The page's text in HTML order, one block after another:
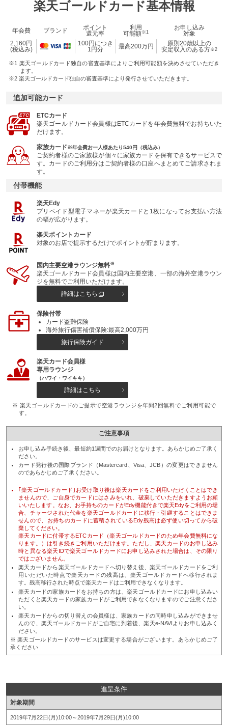
楽天ゴールドカード基本情報
年会費 ブランド
ポイント
還元率
利用
可能額※1
お申し込み
対象
2,160円
(税込み)
100円につき
1円分
最高200万円
原則20歳以上の
安定収入のある方※2
※1 楽天ゴールドカード独自の審査基準によりご利用可能額を決めさせていただき
ます。
※2 楽天ゴールドカード独自の審査基準により発行させていただきます。
追加可能カード
ETCカード
楽天ゴールドカード会員様はETCカードを年会費無料でお持ちいた
だけます。
家族カード※年会費お一人様あたり540円（税込み）
ご契約者様のご家族様が個々に家族カードを保有できるサービスで
す。カードのご利用分はご契約者様の口座へまとめてご請求されま
す。
付帯機能
楽天Edy
プリペイド型電子マネーが楽天カードと1枚になってお支払い方法
の幅が広がります。
楽天ポイントカード
対象のお店で提示するだけでポイントが貯まります。
国内主要空港ラウンジ無料※
楽天ゴールドカード会員様は国内主要空港、一部の海外空港ラウン
ジを無料でご利用いただけます。
詳細はこちら
保険付帯
カード盗難保険
海外旅行傷害補償保険:最高2,000万円
旅行保険ガイド
楽天カード会員様
専用ラウンジ
（ハワイ・ワイキキ）
詳細はこちら
※ 楽天ゴールドカードのご提示で空港ラウンジを年間2回無料でご利用可能で
す。
ご注意事項
お申し込み手続き後、最短約1週間でのお届けとなります。あらかじめご了承く
ださい。
カード発行後の国際ブランド（Mastercard、Visa、JCB）の変更はできません
のであらかじめご了承ください。
｢楽天ゴールドカード｣お受け取り後は楽天カードをご利用いただくことはでき
ませんので、ご自身でカードにはさみをいれ、破棄していただきますようお願
いいたします。なお、お手持ちのカードがEdy機能付きで楽天Edyをご利用の場
合、チャージされた代金を楽天ゴールドカードに移行・引継することはできま
せんので、お持ちのカードに蓄積されているEdy残高は必ず使い切ってから破
棄してください。
楽天カードに付帯するETCカード（楽天ゴールドカードのため年会費無料にな
ります。）は引き続きご利用いただけます。ただし、楽天カードのお申し込み
時と異なる楽天IDで楽天ゴールドカードにお申し込みされた場合は、その限り
ではございません。
楽天カードから楽天ゴールドカードへ切り替え後、楽天ゴールドカードをご利
用いただいた時点で楽天カードの残高は、楽天ゴールドカードへ移行されま
す。残高移行された時点で楽天カードはご利用できなくなります。
楽天カードの家族カードをお持ちの方は、楽天ゴールドカードにお申し込みい
ただくと楽天カードの家族カードがご利用できなくなりますのでご注意くださ
い。
楽天カードからの切り替えの会員様は、家族カードの同時申し込みができませ
んので、楽天ゴールドカードがご自宅に到着後、楽天e-NAVIよりお申し込みく
ださい。
※ 楽天ゴールドカードのサービスは変更する場合がございます。あらかじめご了
承ください
進呈条件
対象期間
2019年7月22日(月)10:00～2019年7月29日(月)10:00